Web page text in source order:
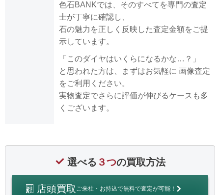
色石BANKでは、そのすべてを専門の査定
士が丁寧に確認し、
石の魅力を正しく反映した査定金額をご提
示しています。
「このダイヤはいくらになるかな…？」
と思われた方は、まずはお気軽に 画像査定
をご利用ください。
実物査定でさらに評価が伸びるケースも多
くございます。
選べる ３つの買取方法
店頭買取 ご来社・お持込で無料で査定が可能！